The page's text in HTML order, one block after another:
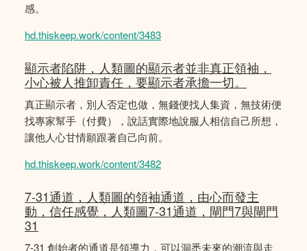
感。
hd.thiskeep.work/content/3483
顯示者陷阱，人類圖的顯示者並非真正領袖，
小心被人推卸責任，要顯示者承擔一切。
真正顯示者，別人否定也做，無錢便找人集資，無技術便
找專家幫手（付費），說話實際地說服人相信自己所想，
讓他人心甘情願跟著自己向前。
hd.thiskeep.work/content/3482
7-31通道，人類圖的領袖通道，由心而發主
動，信任感覺，人類圖7-31通道，閘門7與閘門
31
7-31 創始者的通道是領導力，可以洞悉未來的潮流與走